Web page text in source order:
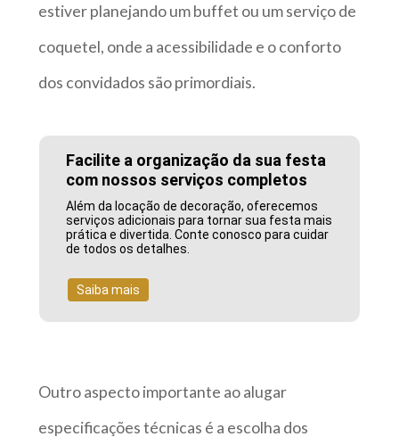
estiver planejando um buffet ou um serviço de
coquetel, onde a acessibilidade e o conforto
dos convidados são primordiais.
Facilite a organização da sua festa
com nossos serviços completos
Além da locação de decoração, oferecemos
serviços adicionais para tornar sua festa mais
prática e divertida. Conte conosco para cuidar
de todos os detalhes.
Saiba mais
Outro aspecto importante ao alugar
especificações técnicas é a escolha dos